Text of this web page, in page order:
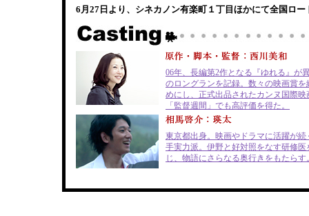
6月27日より、シネカノン有楽町１丁目ほかにて全国ロー
06年、長編第2作となる『ゆれる』が
のロングランを記録。数々の映画賞を
めにし、正式出品されたカンヌ国際映
「監督週間」でも高評価を得た。
東京都出身。映画やドラマに活躍が続
手実力派。伊野と好対照をなす研修医
じ、物語にさらなる奥行きをもたらす